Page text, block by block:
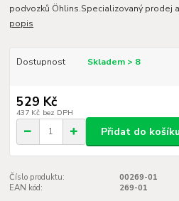
podvozků Öhlins.Specializovaný prodej
popis
Dostupnost Skladem > 8
529 Kč
437 Kč bez DPH
Přidat do košíku
Číslo produktu:
00269-01
EAN kód:
269-01